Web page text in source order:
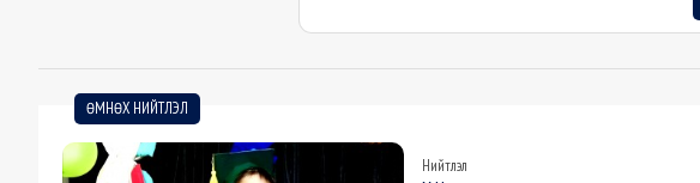
ӨМНӨХ НИЙТЛЭЛ
Нийтлэл